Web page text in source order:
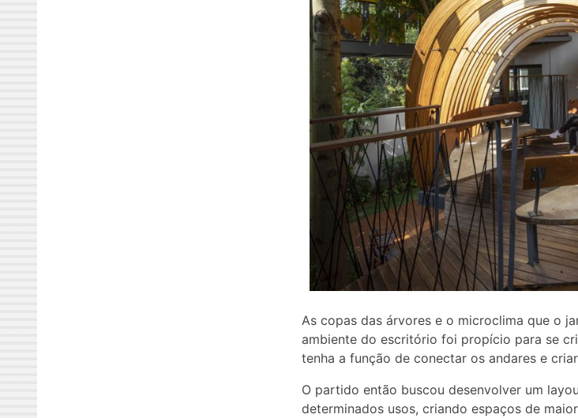
As copas das árvores e o microclima que o
ambiente do escritório foi propício para se
tenha a função de conectar os andares e
O partido então buscou desenvolver um
determinados usos, criando espaços de